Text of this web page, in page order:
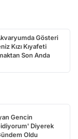
Gösteri
Kızı Kıyafeti
Son Anda
Gencin
Diyerek
Oldu